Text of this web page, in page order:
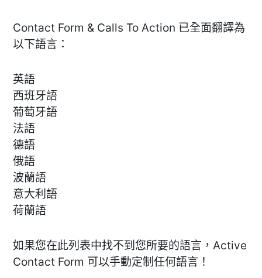
Contact Form & Calls To Action 已全面翻譯為
以下語言：
英語
西班牙語
葡萄牙語
法語
德語
俄語
波蘭語
意大利語
荷蘭語
如果您在此列表中找不到您所要的語言，Active
Contact Form 可以手動定制任何語言！